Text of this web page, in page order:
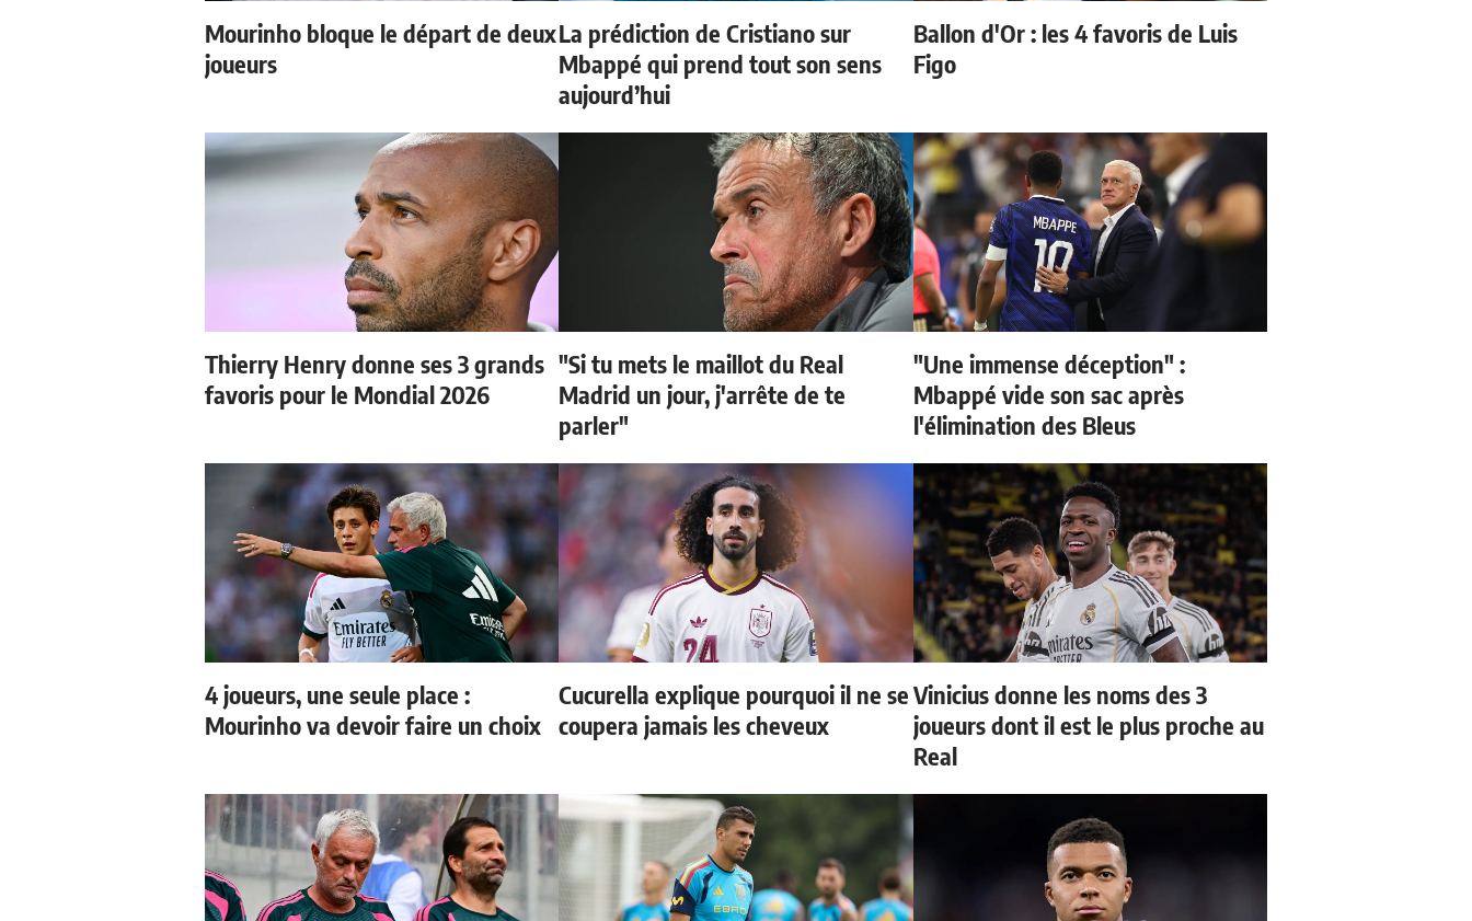
Mourinho bloque le départ de deux
joueurs
La prédiction de Cristiano sur
Mbappé qui prend tout son sens
aujourd’hui
Ballon d'Or : les 4 favoris de Luis
Figo
Thierry Henry donne ses 3 grands
favoris pour le Mondial 2026
"Si tu mets le maillot du Real
Madrid un jour, j'arrête de te
parler"
"Une immense déception" :
Mbappé vide son sac après
l'élimination des Bleus
4 joueurs, une seule place :
Mourinho va devoir faire un choix
Cucurella explique pourquoi il ne se
coupera jamais les cheveux
Vinicius donne les noms des 3
joueurs dont il est le plus proche au
Real